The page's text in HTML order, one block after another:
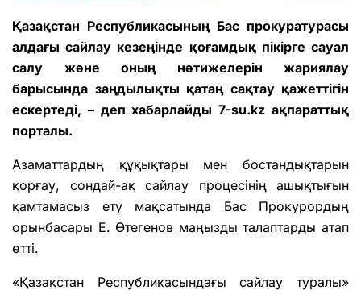
Қазақстан Республикасының Бас прокуратурасы
алдағы сайлау кезеңінде қоғамдық пікірге сауал
салу және оның нәтижелерін жариялау
барысында заңдылықты қатаң сақтау қажеттігін
ескертеді, – деп хабарлайды 7-su.kz ақпараттық
порталы.
Азаматтардың құқықтары мен бостандықтарын
қорғау, сондай-ақ сайлау процесінің ашықтығын
қамтамасыз ету мақсатында Бас Прокурордың
орынбасары Е. Өтегенов маңызды талаптарды атап
өтті.
«Қазақстан Республикасындағы сайлау туралы»